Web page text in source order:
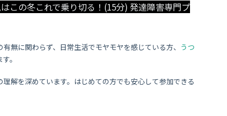
この冬これで乗り切る！(15分) 発達障害専門プ
有無に関わらず、日常生活でモヤモヤを感じている方、 うつ
。
解を深めています。はじめての方でも安心して参加できる